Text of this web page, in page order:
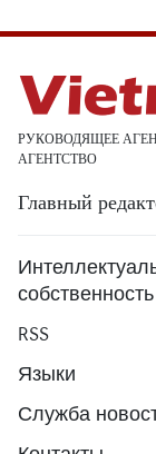
РУКОВОДЯЩЕЕ
АГЕНТСТВО
Главный
собственность
RSS
Языки
Служба